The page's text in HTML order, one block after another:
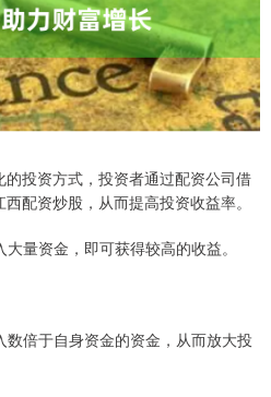
投资方式，投资者通过配资公司借
配资炒股，从而提高投资收益率。
量资金，即可获得较高的收益。
数倍于自身资金的资金，从而放大投